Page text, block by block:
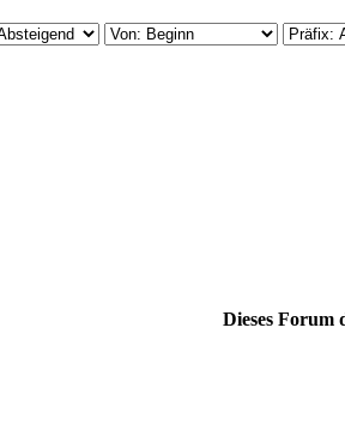
Dieses Forum